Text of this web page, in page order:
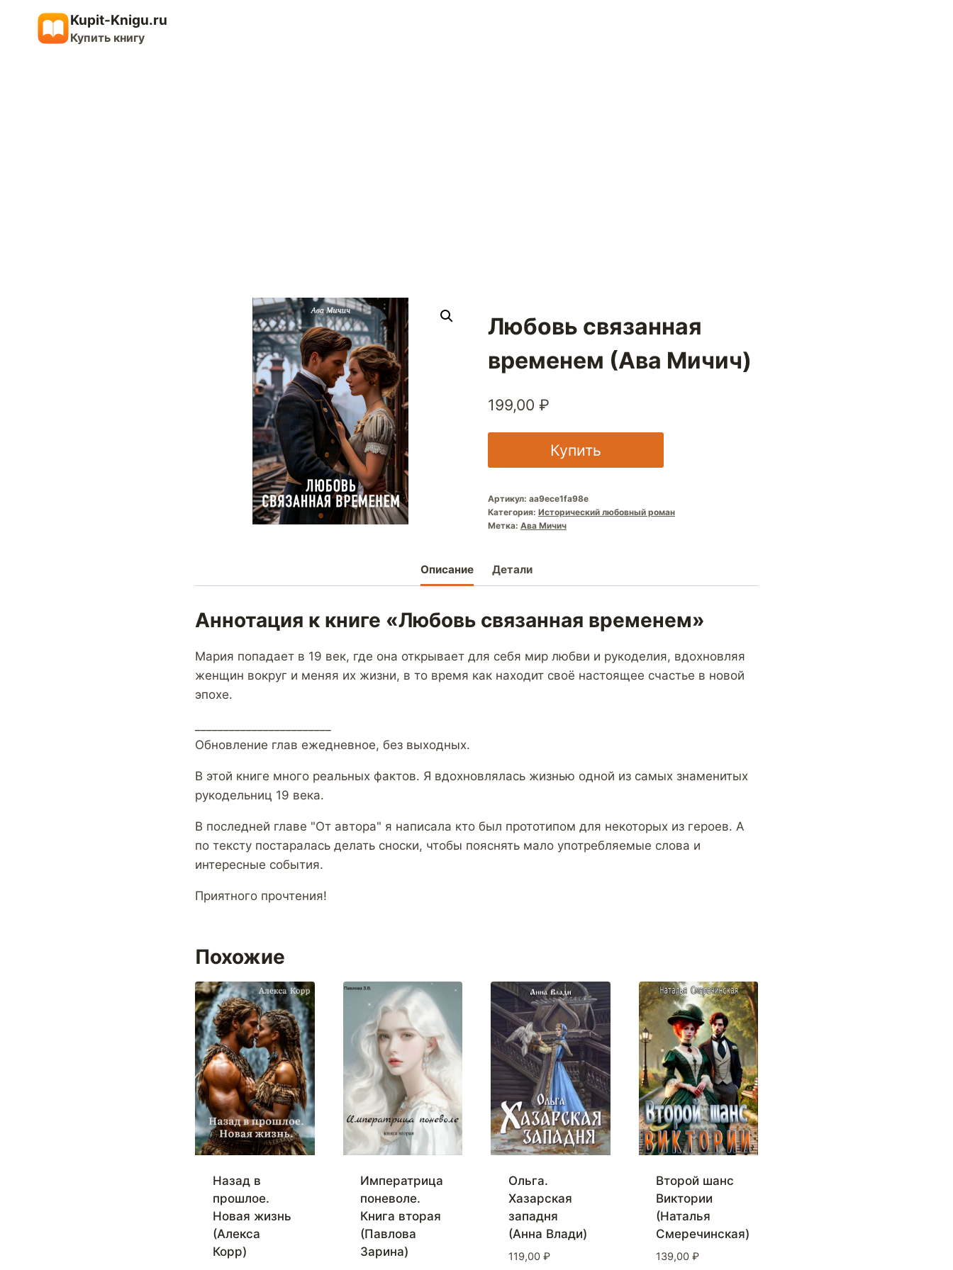
содержимому
Kupit-Knigu.ru
Купить книгу
Любовь связанная
временем (Ава Мичич)
199,00 ₽
Купить
Артикул: aa9ece1fa98e
Категория: Исторический любовный роман
Метка: Ава Мичич
Описание Детали
Аннотация к книге «Любовь связанная временем»
Мария попадает в 19 век, где она открывает для себя мир любви и рукоделия, вдохновляя
женщин вокруг и меняя их жизни, в то время как находит своё настоящее счастье в новой
эпохе.
Обновление глав ежедневное, без выходных.
В этой книге много реальных фактов. Я вдохновлялась жизнью одной из самых знаменитых
рукодельниц 19 века.
В последней главе "От автора" я написала кто был прототипом для некоторых из героев. А
по тексту постаралась делать сноски, чтобы пояснять мало употребляемые слова и
интересные события.
Приятного прочтения!
Похожие
Назад в
прошлое.
Новая жизнь
(Алекса
Корр)
Императрица
поневоле.
Книга вторая
(Павлова
Зарина)
Ольга.
Хазарская
западня
(Анна Влади)
119,00 ₽
Второй шанс
Виктории
(Наталья
Смеречинская)
139,00 ₽